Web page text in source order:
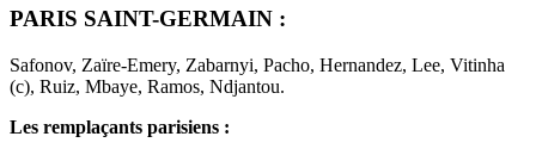
PARIS SAINT-GERMAIN :
Safonov, Zaïre-Emery, Zabarnyi, Pacho, Hernandez, Lee, Vitinha
(c), Ruiz, Mbaye, Ramos, Ndjantou.
Les remplaçants parisiens :